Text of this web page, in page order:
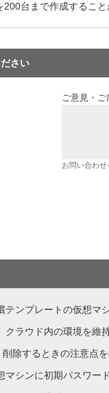
台まで作成すること
さい
ご意見・
お問い合わ
テンプレートの仮想マ
クラウド内の環境を維
除するときの注意点
シンに初期パスワー